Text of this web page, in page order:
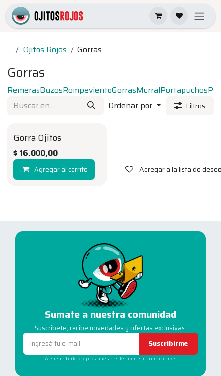
Ir al contenido
... Ojitos Rojos Gorras
Gorras
RemerasBuzosRompevientoGorrasMorralPortapuchos
Ordenar por
Filtros
Gorra Ojitos
$ 16.000,00
Agregar al carrito Agregar a la lista de
Sumate a nuestra comunidad
Suscribete, recibe novedades y ofertas exclusivas.
Suscribirme
Al suscribirte aceptás nuestros términos y condiciones